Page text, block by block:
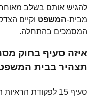
להגיש אותם בשלב
מבית-המשפט וקיים
המסמכים בהתחלה.
איזה סעיף בחוק
תצהיר בבית
סעיף 15 לפקודת